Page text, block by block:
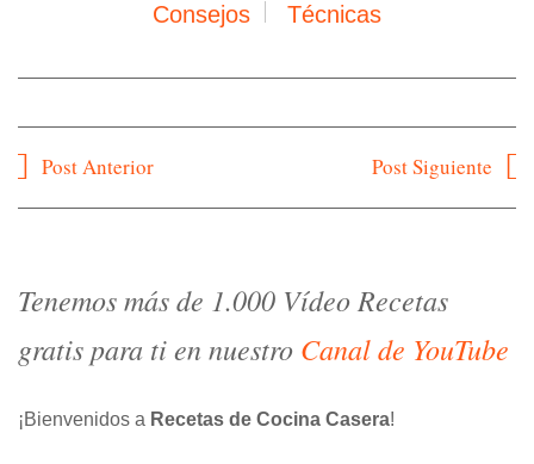
Consejos Técnicas
Navegación
de
Post Anterior Post Siguiente
Tenemos más de 1.000 Vídeo Recetas
gratis para ti en nuestro Canal de YouTube
¡Bienvenidos a Recetas de Cocina Casera!